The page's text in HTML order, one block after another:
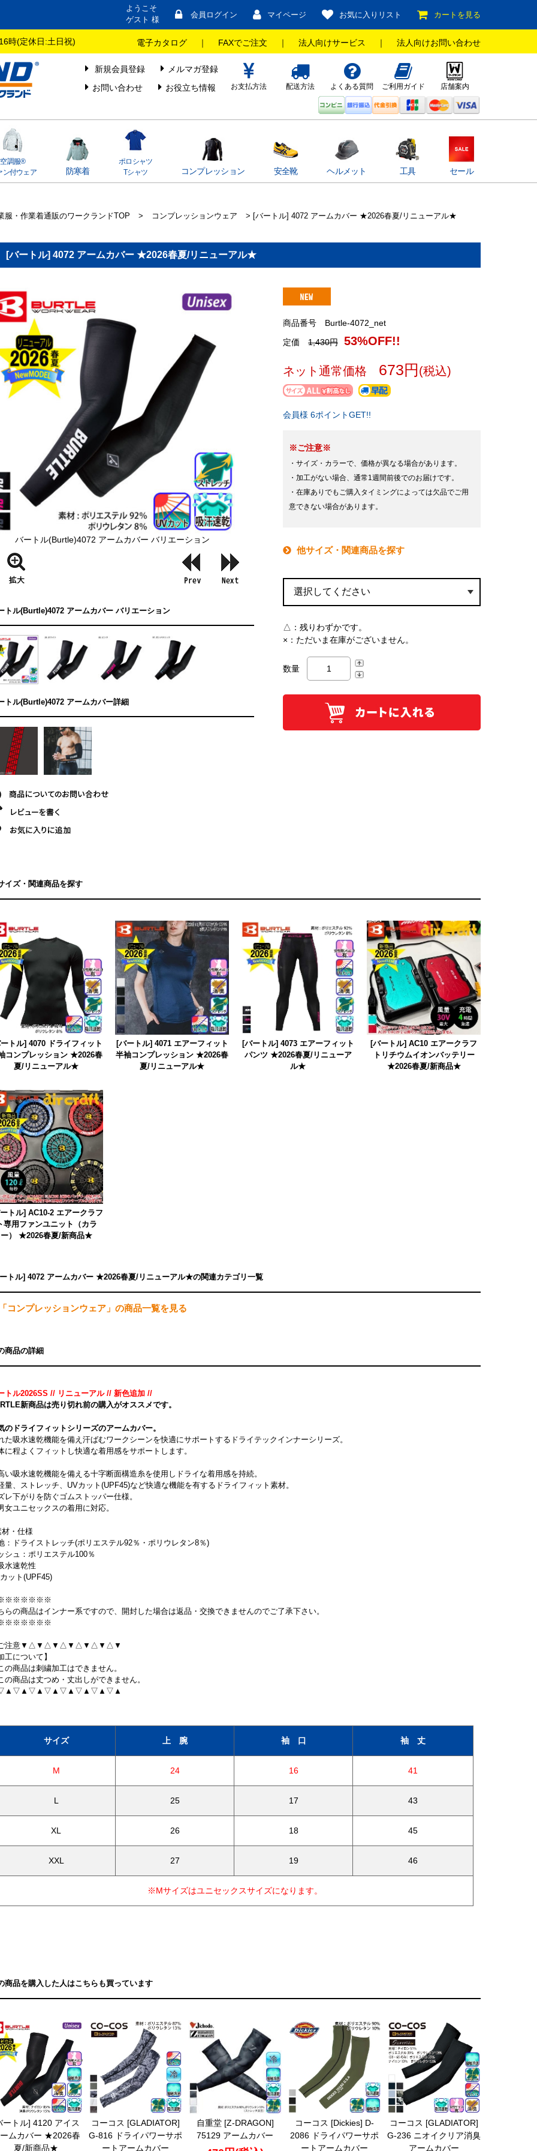
ようこそ
ゲスト 様
会員ログイン マイページ お気に入りリスト カートを見る
時(定休日:土日祝) 電子カタログ ｜ FAXでご注文 ｜ 法人向けサービス ｜ 法人向けお問い合わせ
新規会員登録
メルマガ登録
お問い合わせ
お役立ち情報 お支払方法 配送方法 よくある質問 ご利用ガイド 店舗案内
空調服®
ン付ウェア
防寒着
ポロシャツ
Tシャツ
コンプレッション 安全靴 ヘルメット 工具 セール
服・作業着通販のワークランドTOP > コンプレッションウェア > [バートル] 4072 アームカバー ★2026春夏/リニューアル★
[バートル] 4072 アームカバー ★2026春夏/リニューアル★
商品番号 Burtle-4072_net
定価 1,430円 53%OFF!!
ネット通常価格 673円 (税込)
会員様 6ポイントGET!!
※ご注意※
・サイズ・カラーで、価格が異なる場合があります。
・加工がない場合、通常1週間前後でのお届けです。
・在庫ありでもご購入タイミングによっては欠品でご用
意できない場合があります。
他サイズ・関連商品を探す
△： 残りわずかです。
×： ただいま在庫がございません。
数量
バートル(Burtle)4072 アームカバー バリエーション
トル(Burtle)4072 アームカバー バリエーション
トル(Burtle)4072 アームカバー詳細
イズ・関連商品を探す
トル] 4070 ドライフィット
コンプレッション ★2026春
夏/リニューアル★
[バートル] 4071 エアーフィット
半袖コンプレッション ★2026春
夏/リニューアル★
[バートル] 4073 エアーフィット
パンツ ★2026春夏/リニューア
ル★
[バートル] AC10 エアークラフ
トリチウムイオンバッテリー
★2026春夏/新商品★
トル] AC10-2 エアークラフ
専用ファンユニット（カラ
ー） ★2026春夏/新商品★
トル] 4072 アームカバー ★2026春夏/リニューアル★の関連カテゴリ一覧
コンプレッションウェア」の商品一覧を見る
商品の詳細
トル2026SS // リニューアル // 新色追加 //
新商品は売り切れ前の購入がオススメです。
のドライフィットシリーズのアームカバー。
た吸水速乾機能を備え汗ばむワークシーンを快適にサポートするドライテックインナーシリーズ。
に程よくフィットし快適な着用感をサポートします。
吸水速乾機能を備える十字断面構造糸を使用しドライな着用感を持続。
、ストレッチ、UVカット(UPF45)など快適な機能を有するドライフィット素材。
下がりを防ぐゴムストッパー仕様。
ユニセックスの着用に対応。
・仕様
：ドライストレッチ(ポリエステル92％・ポリウレタン8％)
シュ：ポリエステル100％
水速乾性
ット(UPF45)
らの商品はインナー系ですので、開封した場合は返品・交換できませんのでご了承下さい。
注意▼△▼△▼△▼△▼△▼△▼
工について】
の商品は刺繍加工はできません。
の商品は丈つめ・丈出しができません。
サイズ 上 腕 袖 口 袖 丈
M 24 16 41
L 25 17 43
XL 26 18 45
XXL 27 19 46
※Mサイズはユニセックスサイズになります。
商品を購入した人はこちらも買っています
ートル] 4120 アイス
ムカバー ★2026春
夏/新商品★
コーコス [GLADIATOR]
G-816 ドライパワーサポ
ートアームカバー
自重堂 [Z-DRAGON]
75129 アームカバー
コーコス [Dickies] D-
2086 ドライパワーサポ
ートアームカバー
コーコス [GLADIATOR]
G-236 ニオイクリア消臭
アームカバー